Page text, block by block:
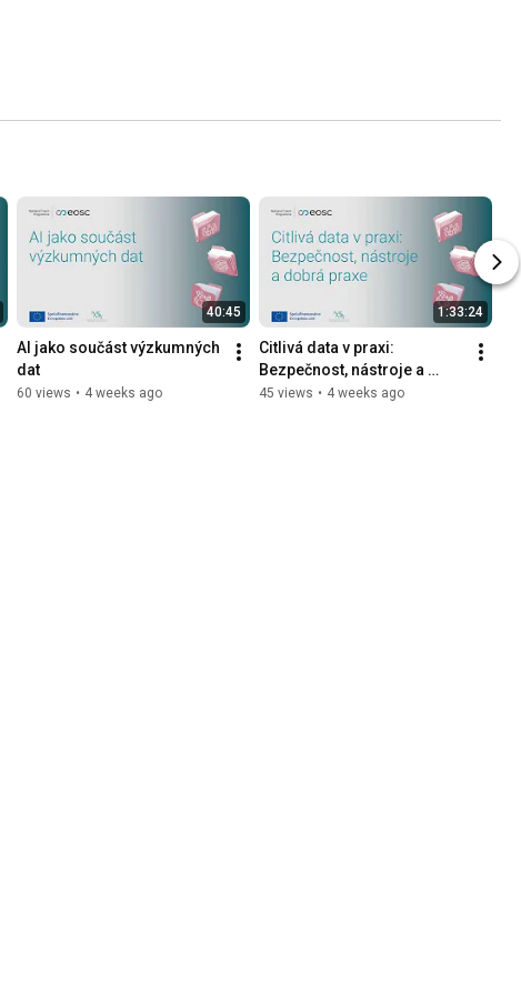
40:45
AI jako součást výzkumných
dat
60 views • 4 weeks ago
1:33:24
Citlivá data v praxi:
Bezpečnost, nástroje a
dobrá praxe
45 views • 4 weeks ago